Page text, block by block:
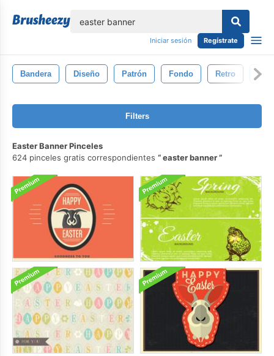
Iniciar sesión Regístrate
Bandera Diseño Patrón Fondo Retro
Filters
Easter Banner Pinceles
624 pinceles gratis correspondientes
easter banner